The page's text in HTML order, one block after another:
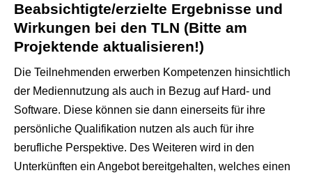
Beabsichtigte/erzielte Ergebnisse und
Wirkungen bei den TLN (Bitte am
Projektende aktualisieren!)
Die Teilnehmenden erwerben Kompetenzen hinsichtlich
der Mediennutzung als auch in Bezug auf Hard- und
Software. Diese können sie dann einerseits für ihre
persönliche Qualifikation nutzen als auch für ihre
berufliche Perspektive. Des Weiteren wird in den
Unterkünften ein Angebot bereitgehalten, welches einen